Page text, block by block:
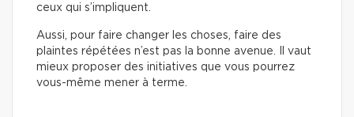
ceux qui s’impliquent.
Aussi, pour faire changer les choses, faire des
plaintes répétées n’est pas la bonne avenue. Il vaut
mieux proposer des initiatives que vous pourrez
vous-même mener à terme.